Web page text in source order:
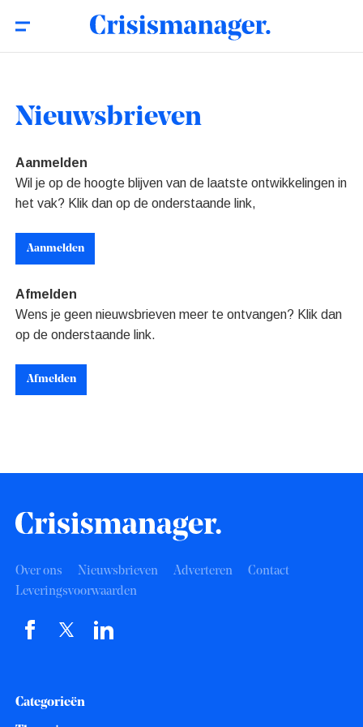
Nieuwsbrieven
Aanmelden
Wil je op de hoogte blijven van de laatste ontwikkelingen in
het vak? Klik dan op de onderstaande link,
Aanmelden
Afmelden
Wens je geen nieuwsbrieven meer te ontvangen? Klik dan
op de onderstaande link.
Afmelden
Over ons Nieuwsbrieven Adverteren
Contact
Leveringsvoorwaarden
Categorieën